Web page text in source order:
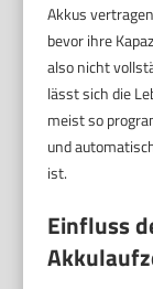
Akkus
bevor ihre
also nicht
lässt sich die
meist so
und
ist.
Einfluss